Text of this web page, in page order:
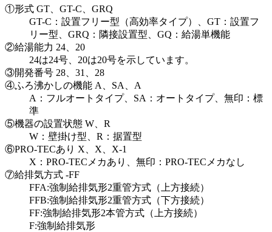
①形式 GT、GT-C、GRQ
GT-C：設置フリー型（高効率タイプ）、GT：設置フ
リー型、GRQ：隣接設置型、GQ：給湯単機能
②給湯能力 24、20
24は24号、20は20号を示しています。
③開発番号 28、31、28
④ふろ沸かしの機能 A、SA、A
A：フルオートタイプ、SA：オートタイプ、無印：標
準
⑤機器の設置状態 W、R
W：壁掛け型、R：据置型
⑥PRO-TECあり X、X、X-1
X：PRO-TECメカあり、無印：PRO-TECメカなし
⑦給排気方式 -FF
FFA:強制給排気形2重管方式（上方接続）
FFB:強制給排気形2重管方式（下方接続）
FF:強制給排気形2本管方式（上方接続）
F:強制給排気形